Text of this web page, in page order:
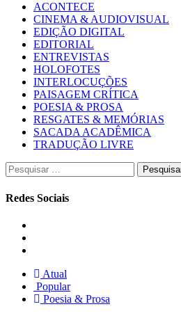
ACONTECE
CINEMA & AUDIOVISUAL
EDIÇÃO DIGITAL
EDITORIAL
ENTREVISTAS
HOLOFOTES
INTERLOCUÇÕES
PAISAGEM CRÍTICA
POESIA & PROSA
RESGATES & MEMÓRIAS
SACADA ACADÊMICA
TRADUÇÃO LIVRE
Pesquisar
por:
Redes Sociais
Atual
Popular
Poesia & Prosa